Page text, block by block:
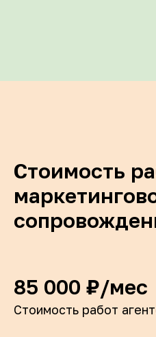
Стоимость
85 000 ₽/мес
Стоимость работ